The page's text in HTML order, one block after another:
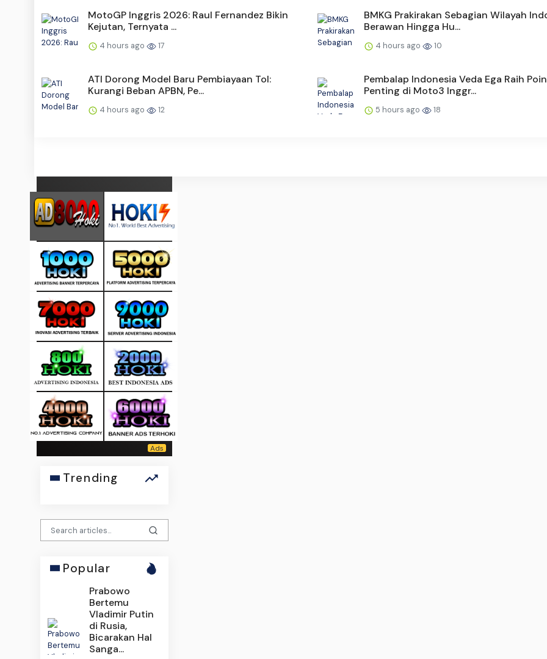
MotoGP Inggris 2026: Raul Fernandez Bikin
Kejutan, Ternyata ...
4 hours ago 17
BMKG Prakirakan Sebagian Wilayah
Berawan Hingga Hu...
4 hours ago 10
ATI Dorong Model Baru Pembiayaan Tol:
Kurangi Beban APBN, Pe...
4 hours ago 12
Pembalap Indonesia Veda Ega Raih Poin
Penting di Moto3 Inggr...
5 hours ago 18
Trending
Popular
Prabowo
Bertemu
Vladimir Putin
di Rusia,
Bicarakan Hal
Sanga...